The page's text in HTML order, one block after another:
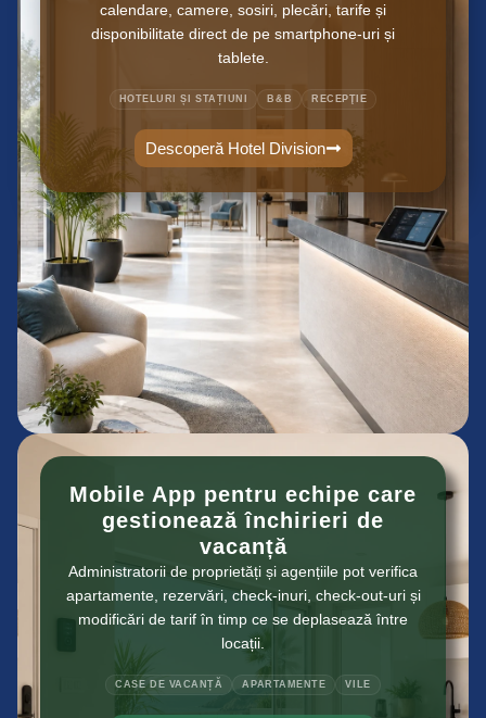
calendare, camere, sosiri, plecări, tarife și
disponibilitate direct de pe smartphone-uri și
tablete.
HOTELURI ȘI STAȚIUNI B&B RECEPŢIE
Descoperă Hotel Division
Mobile App pentru echipe care
gestionează închirieri de
vacanță
Administratorii de proprietăți și agențiile pot verifica
apartamente, rezervări, check-inuri, check-out-uri și
modificări de tarif în timp ce se deplasează între
locații.
CASE DE VACANȚĂ APARTAMENTE VILE